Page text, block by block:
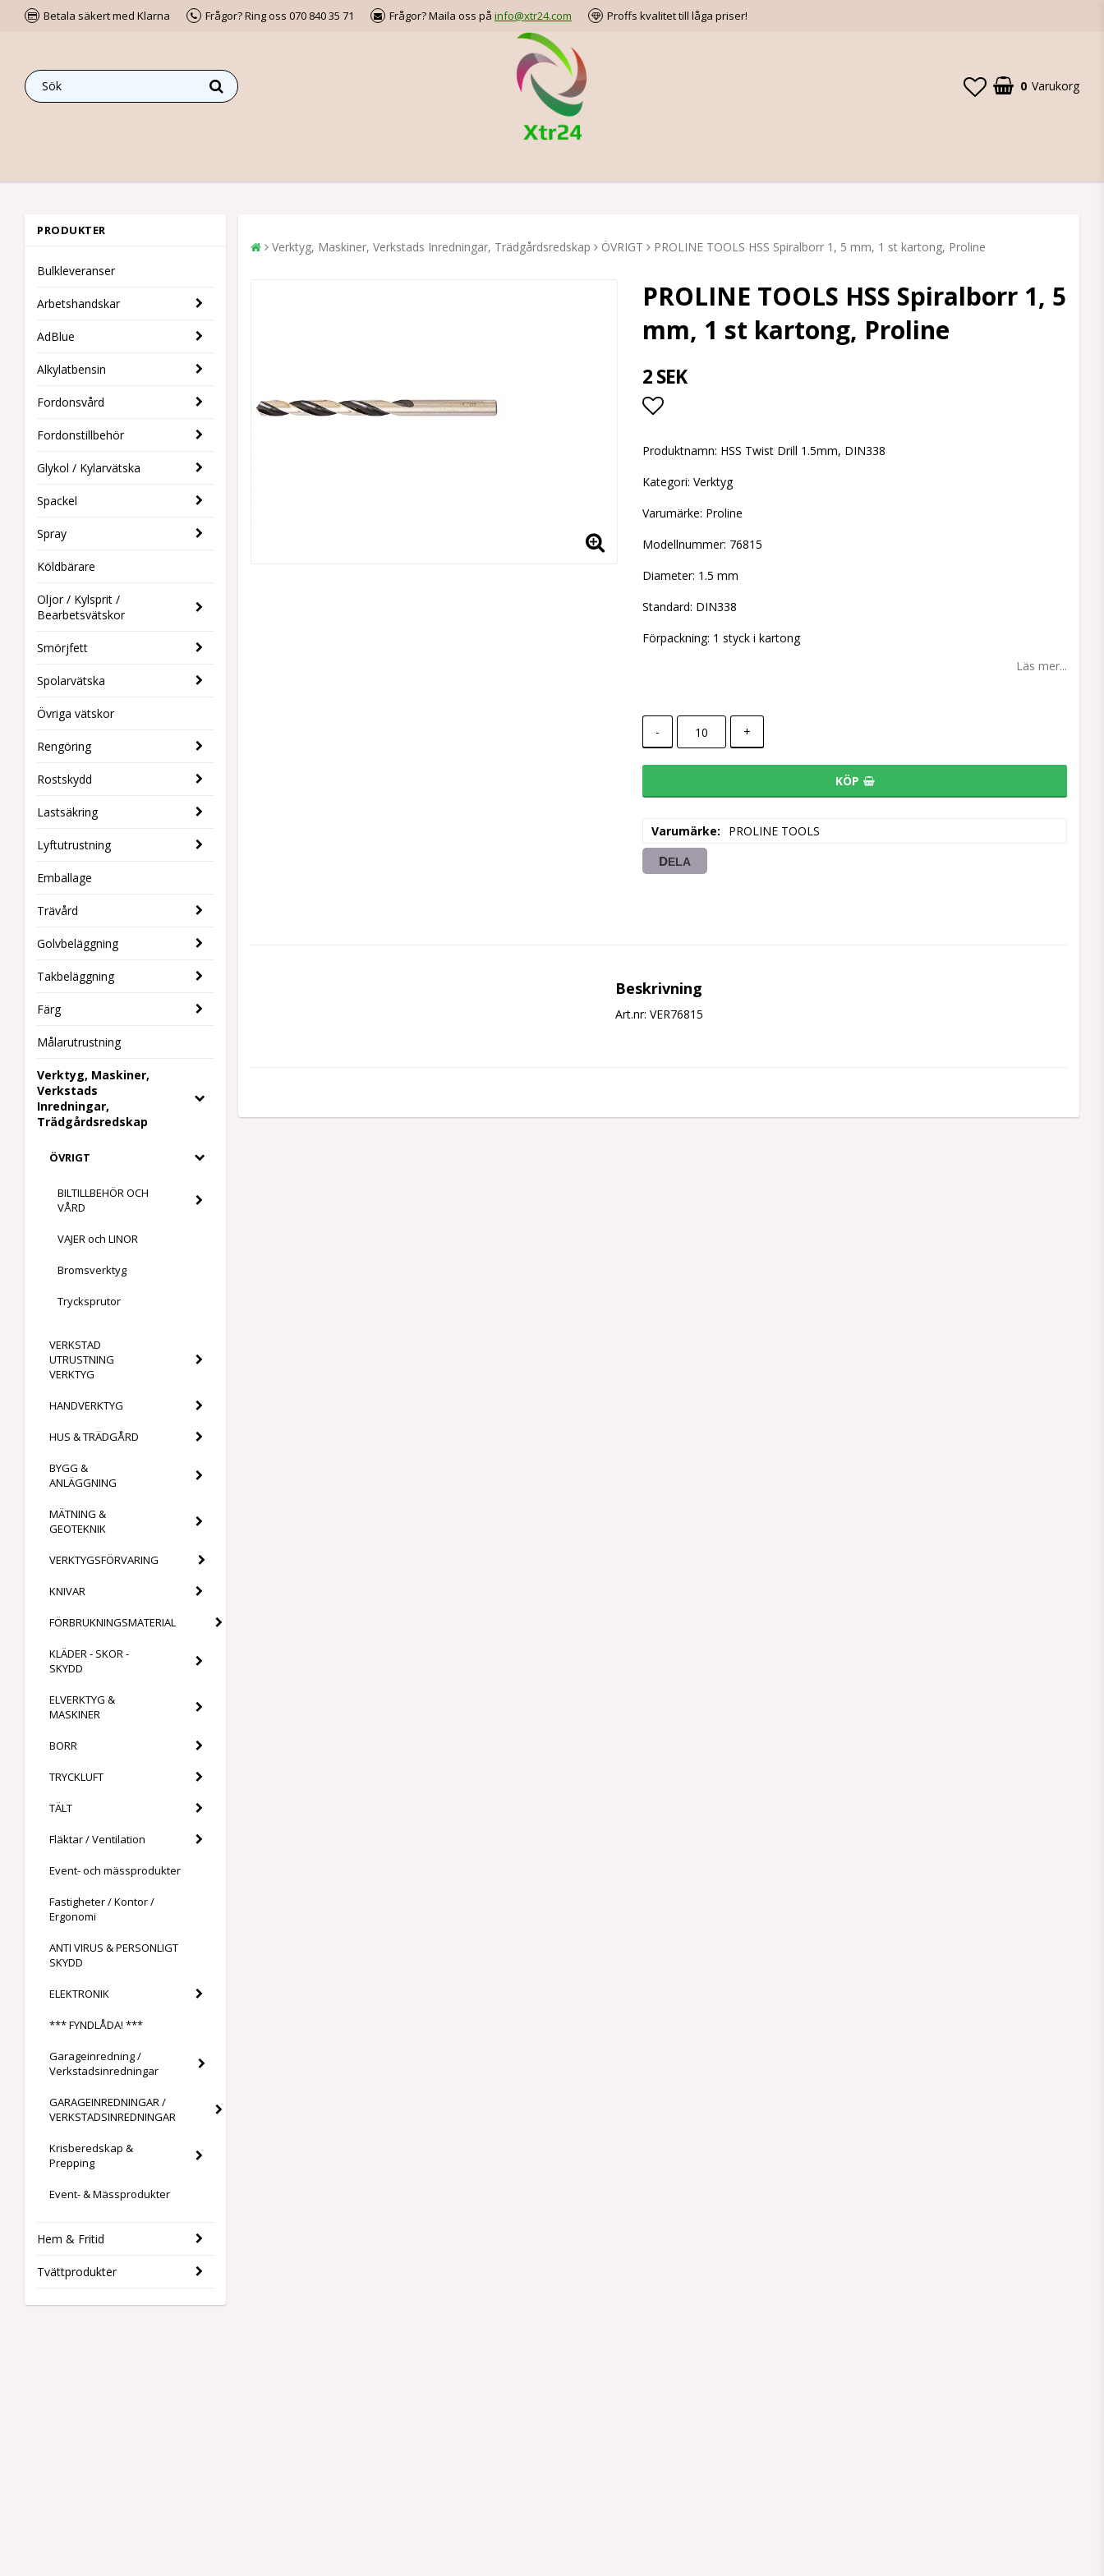
Betala säkert med Klarna Frågor? Ring oss 070 840 35 71 Frågor? Maila oss på info@xtr24.com Proffs kvalitet till låga priser!
0 Varukorg
PRODUKTER
Bulkleveranser
Arbetshandskar
AdBlue
Alkylatbensin
Fordonsvård
Fordonstillbehör
Glykol / Kylarvätska
Spackel
Spray
Köldbärare
Oljor / Kylsprit /
Bearbetsvätskor
Smörjfett
Spolarvätska
Övriga vätskor
Rengöring
Rostskydd
Lastsäkring
Lyftutrustning
Emballage
Trävård
Golvbeläggning
Takbeläggning
Färg
Målarutrustning
Verktyg, Maskiner,
Verkstads
Inredningar,
Trädgårdsredskap
ÖVRIGT
BILTILLBEHÖR OCH
VÅRD
VAJER och LINOR
Bromsverktyg
Trycksprutor
VERKSTAD
UTRUSTNING
VERKTYG
HANDVERKTYG
HUS & TRÄDGÅRD
BYGG &
ANLÄGGNING
MÄTNING &
GEOTEKNIK
VERKTYGSFÖRVARING
KNIVAR
FÖRBRUKNINGSMATERIAL
KLÄDER - SKOR -
SKYDD
ELVERKTYG &
MASKINER
BORR
TRYCKLUFT
TÄLT
Fläktar / Ventilation
Event- och mässprodukter
Fastigheter / Kontor /
Ergonomi
ANTI VIRUS & PERSONLIGT
SKYDD
ELEKTRONIK
*** FYNDLÅDA! ***
Garageinredning /
Verkstadsinredningar
GARAGEINREDNINGAR /
VERKSTADSINREDNINGAR
Krisberedskap &
Prepping
Event- & Mässprodukter
Hem & Fritid
Tvättprodukter
Verktyg, Maskiner, Verkstads Inredningar, Trädgårdsredskap ÖVRIGT PROLINE TOOLS HSS Spiralborr 1, 5 mm, 1 st kartong, Proline
PROLINE TOOLS HSS Spiralborr 1, 5
mm, 1 st kartong, Proline
2 SEK
Produktnamn: HSS Twist Drill 1.5mm, DIN338
Kategori: Verktyg
Varumärke: Proline
Modellnummer: 76815
Diameter: 1.5 mm
Standard: DIN338
Förpackning: 1 styck i kartong
Läs mer...
- +
KÖP
Varumärke PROLINE TOOLS
DELA
Beskrivning
Art.nr: VER76815